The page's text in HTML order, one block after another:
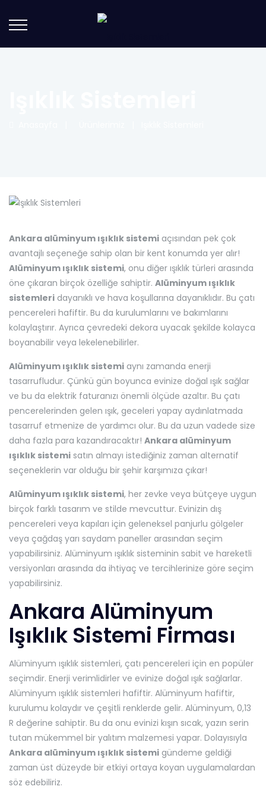
Ankara alüminyum ışıklık sistemi açısından pek çok
avantajlı seçeneğe sahip olan bir kent konumda yer alır!
Alüminyum ışıklık sistemi, onu diğer ışıklık türleri arasında
öne çıkaran birçok özelliğe sahiptir. Alüminyum ışıklık
sistemleri dayanıklı ve hava koşullarına dayanıklıdır. Bu çatı
pencereleri hafiftir. Bu da kurulumlarını ve bakımlarını
kolaylaştırır. Ayrıca çevredeki dekora uyacak şekilde kolayca
boyanabilir veya lekelenebilirler.
Alüminyum ışıklık sistemi aynı zamanda enerji
tasarrufludur. Çünkü gün boyunca evinize doğal ışık sağlar
ve bu da elektrik faturanızı önemli ölçüde azaltır. Bu çatı
pencerelerinden gelen ışık, geceleri yapay aydınlatmada
tasarruf etmenize de yardımcı olur. Bu da uzun vadede size
daha fazla para kazandıracaktır! Ankara alüminyum
ışıklık sistemi satın almayı istediğiniz zaman alternatif
seçeneklerin var olduğu bir şehir karşımıza çıkar!
Alüminyum ışıklık sistemi, her zevke veya bütçeye uygun
birçok farklı tasarım ve stilde mevcuttur. Evinizin dış
pencereleri veya kapıları için geleneksel panjurlu gölgeler
veya çağdaş yarı saydam paneller arasından seçim
yapabilirsiniz. Alüminyum ışıklık sisteminin sabit ve hareketli
versiyonları arasında da ihtiyaç ve tercihlerinize göre seçim
yapabilirsiniz.
Ankara Alüminyum
Işıklık Sistemi Firması
Alüminyum ışıklık sistemleri, çatı pencereleri için en popüler
seçimdir. Enerji verimlidirler ve evinize doğal ışık sağlarlar.
Alüminyum ışıklık sistemleri hafiftir. Alüminyum hafiftir,
kurulumu kolaydır ve çeşitli renklerde gelir. Alüminyum, 0,13
R değerine sahiptir. Bu da onu evinizi kışın sıcak, yazın serin
tutan mükemmel bir yalıtım malzemesi yapar. Dolayısıyla
Ankara alüminyum ışıklık sistemi gündeme geldiği
zaman üst düzeyde bir etkiyi ortaya koyan uygulamalardan
söz edebiliriz.